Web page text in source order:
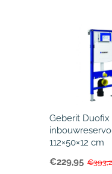
Geberit Duofix
112×50×12 cm
€229,95